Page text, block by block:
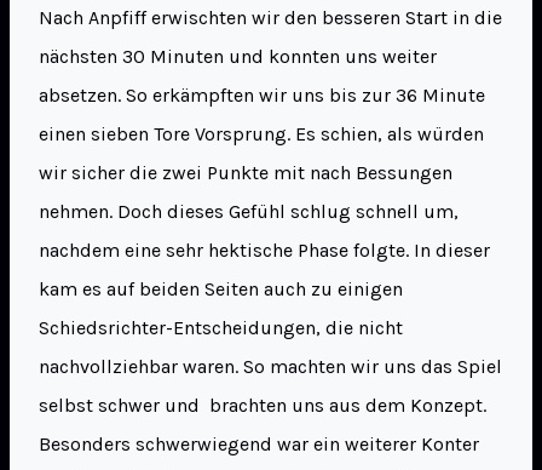
Nach Anpfiff erwischten wir den besseren Start in die
nächsten 30 Minuten und konnten uns weiter
absetzen. So erkämpften wir uns bis zur 36 Minute
einen sieben Tore Vorsprung. Es schien, als würden
wir sicher die zwei Punkte mit nach Bessungen
nehmen. Doch dieses Gefühl schlug schnell um,
nachdem eine sehr hektische Phase folgte. In dieser
kam es auf beiden Seiten auch zu einigen
Schiedsrichter-Entscheidungen, die nicht
nachvollziehbar waren. So machten wir uns das Spiel
selbst schwer und brachten uns aus dem Konzept.
Besonders schwerwiegend war ein weiterer Konter